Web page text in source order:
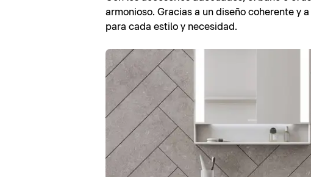
armonioso. Gracias a un diseño coherente y
para cada estilo y necesidad.